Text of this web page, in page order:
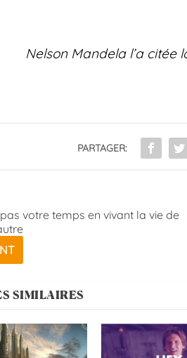
Nelson Mandela l’a citée
PARTAGER:
votre temps en vivant la vie de
SIMILAIRES